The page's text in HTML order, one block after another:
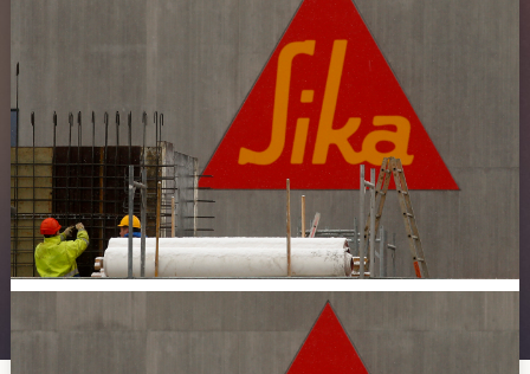
Фотогалерея
Новости
Контакты
SAMPLESIDEBAR MODULE
This is a sample module published to the sidebar_bottom
position, using the -sidebar module class suffix. There is
also a sidebar_top position below the search.